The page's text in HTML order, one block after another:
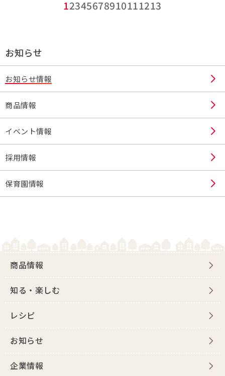
12345678910111213
お知らせ
お知らせ情報
商品情報
イベント情報
採用情報
保育園情報
商品情報
知る・楽しむ
レシピ
お知らせ
企業情報